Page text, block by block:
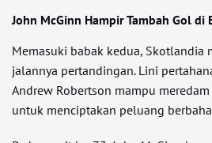
John McGinn Hampir Tambah Gol di
Memasuki babak kedua, Skotlandia
jalannya pertandingan. Lini
Andrew Robertson mampu
untuk menciptakan peluang